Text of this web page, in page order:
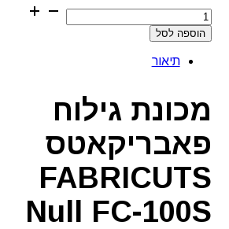
כמות
של
מכונת
פאבריקאטס
FC-
100S
הוספה לסל
תיאור
מכונת גילוח
פאבריקאטס
FABRICUTS
Null FC-100S